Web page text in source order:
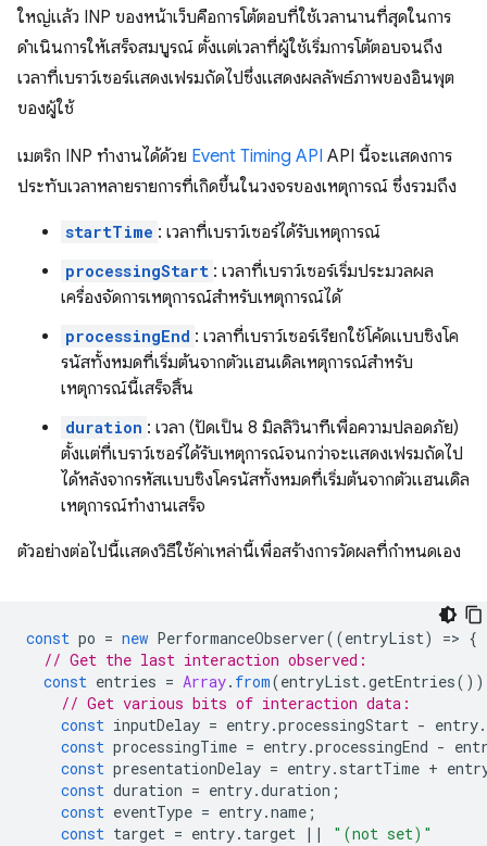
ใหญ่แล้ว INP ของหน้าเว็บคือการโต้ตอบที่ใช้เวลานานที่สุดในการ
ดำเนินการให้เสร็จสมบูรณ์ ตั้งแต่เวลาที่ผู้ใช้เริ่มการโต้ตอบจนถึง
เวลาที่เบราว์เซอร์แสดงเฟรมถัดไปซึ่งแสดงผลลัพธ์ภาพของอินพุต
ของผู้ใช้
เมตริก INP ทำงานได้ด้วย Event Timing API API นี้จะแสดงการ
ประทับเวลาหลายรายการที่เกิดขึ้นในวงจรของเหตุการณ์ ซึ่งรวมถึง
startTime : เวลาที่เบราว์เซอร์ได้รับเหตุการณ์
processingStart : เวลาที่เบราว์เซอร์เริ่มประมวลผล
เครื่องจัดการเหตุการณ์สำหรับเหตุการณ์ได้
processingEnd : เวลาที่เบราว์เซอร์เรียกใช้โค้ดแบบซิงโค
รนัสทั้งหมดที่เริ่มต้นจากตัวแฮนเดิลเหตุการณ์สําหรับ
เหตุการณ์นี้เสร็จสิ้น
duration : เวลา (ปัดเป็น 8 มิลลิวินาทีเพื่อความปลอดภัย)
ตั้งแต่ที่เบราว์เซอร์ได้รับเหตุการณ์จนกว่าจะแสดงเฟรมถัดไป
ได้หลังจากรหัสแบบซิงโครนัสทั้งหมดที่เริ่มต้นจากตัวแฮนเดิล
เหตุการณ์ทำงานเสร็จ
ตัวอย่างต่อไปนี้แสดงวิธีใช้ค่าเหล่านี้เพื่อสร้างการวัดผลที่กำหนดเอง
const po = new PerformanceObserver((entryList) => {
// Get the last interaction observed:
const entries = Array. from(entryList.getEntries
// Get various bits of interaction data:
const inputDelay = entry.processingStart - entry.
const processingTime = entry.processingEnd -
const presentationDelay = entry. startTime +
const duration = entry.duration ;
const eventType = entry.name ;
const target = entry. target || "(not set)"